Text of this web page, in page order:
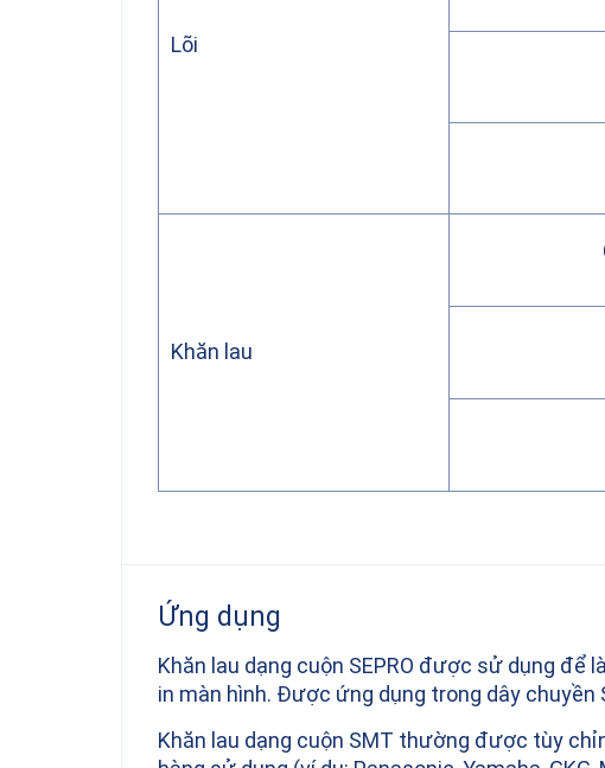
Lõi
Khăn lau
Ứng dụng
Khăn lau dạng cuộn SEPRO được sử dụng
in màn hình. Được ứng dụng trong dây
Khăn lau dạng cuộn SMT thường được tùy